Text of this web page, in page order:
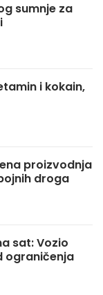
sumnje za
i kokain,
proizvodnja
droga
sat: Vozio
ograničenja